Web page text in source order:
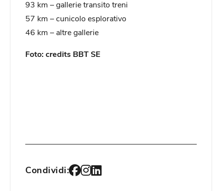
93 km – gallerie transito treni
57 km – cunicolo esplorativo
46 km – altre gallerie
Foto: credits BBT SE
Condividi: